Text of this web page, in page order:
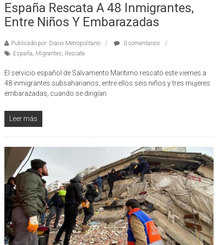
España Rescata A 48 Inmigrantes,
Entre Niños Y Embarazadas
Publicado por: Diario Metropolitano
0 comentarios
España, Migrantes, Rescate
El servicio español de Salvamento Marítimo rescató este viernes a
48 inmigrantes subsaharianos, entre ellos seis niños y tres mujeres
embarazadas, cuando se dirigían
Leer más